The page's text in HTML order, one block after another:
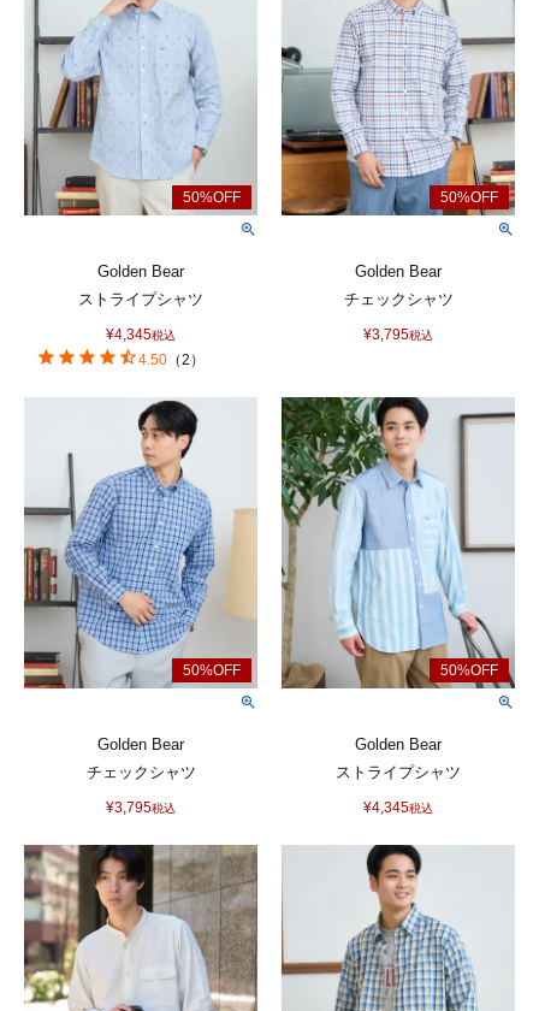
Golden Bear
ストライプシャツ
¥4,345税込
4.50 （2 ）
Golden Bear
チェックシャツ
¥3,795税込
Golden Bear
チェックシャツ
¥3,795税込
Golden Bear
ストライプシャツ
¥4,345税込